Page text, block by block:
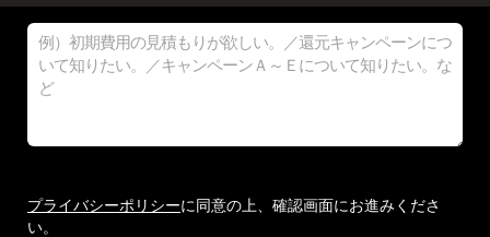
プライバシーポリシーに同意の上、確認画面にお進みくださ
い。